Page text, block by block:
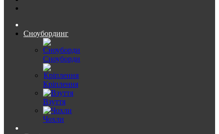
Сноубординг
Сноуборди
Кріплення
Взуття
Чохли